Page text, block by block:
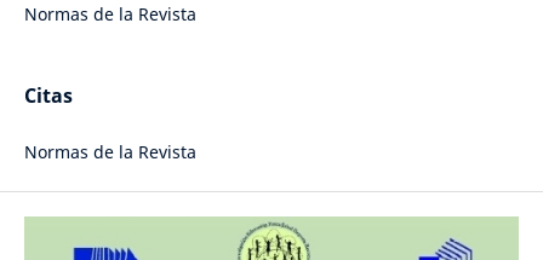
Normas de la Revista
Citas
Normas de la Revista